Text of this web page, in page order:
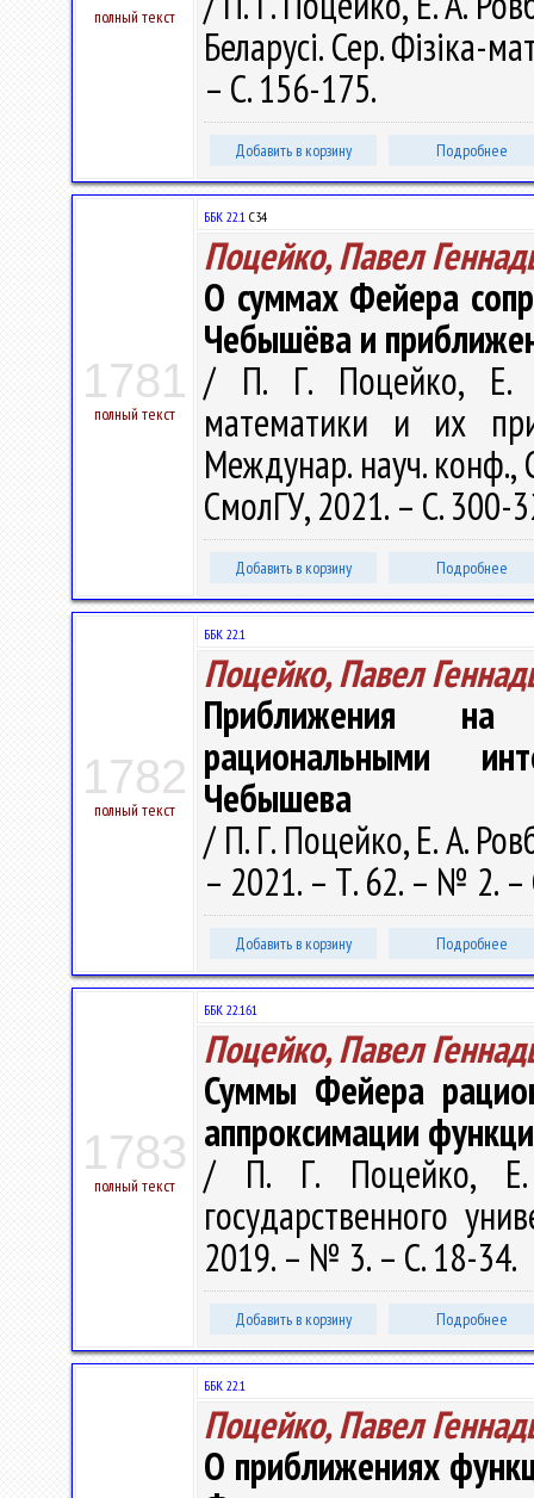
полный текст
Беларусі. Сер. Фізіка-
– С. 156-175.
Добавить в корзину Подробнее
1781
полный текст
ББК 22.1 С34
Поцейко, Павел
О суммах Фейера
Чебышёва и
/ П. Г. Поцейко, Е.
математики и их
Междунар. науч. конф.,
СмолГУ, 2021. – С. 300-
Добавить в корзину Подробнее
1782
полный текст
ББК 22.1
Поцейко, Павел
Приближения на
рациональными
Чебышева
/ П. Г. Поцейко, Е. А.
– 2021. – Т. 62. – № 2.
Добавить в корзину Подробнее
1783
полный текст
ББК 22.161
Поцейко, Павел
Суммы Фейера
аппроксимации
/ П. Г. Поцейко, Е.
государственного
2019. – № 3. – С. 18-34.
Добавить в корзину Подробнее
ББК 22.1
Поцейко, Павел
О приближениях